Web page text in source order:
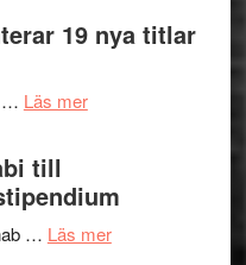
trailern
för
X-
I
Want
to
Believe
19 nya titlar
… Läs merom
presenterar
19
till
… Läs merom